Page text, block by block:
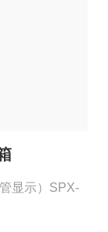
显示）SPX-